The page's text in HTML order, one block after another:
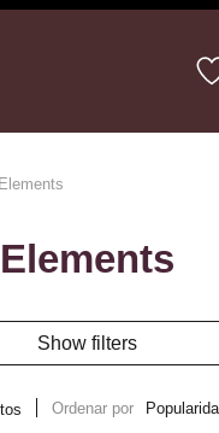
Elements
Elements
Show filters
Ordenar por